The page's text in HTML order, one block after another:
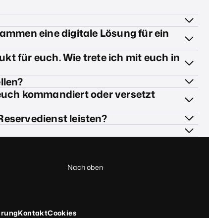
eine digitale Lösung für ein
für euch. Wie trete ich mit euch in
kommandiert oder versetzt
leisten?
Nach oben
KontaktCookies